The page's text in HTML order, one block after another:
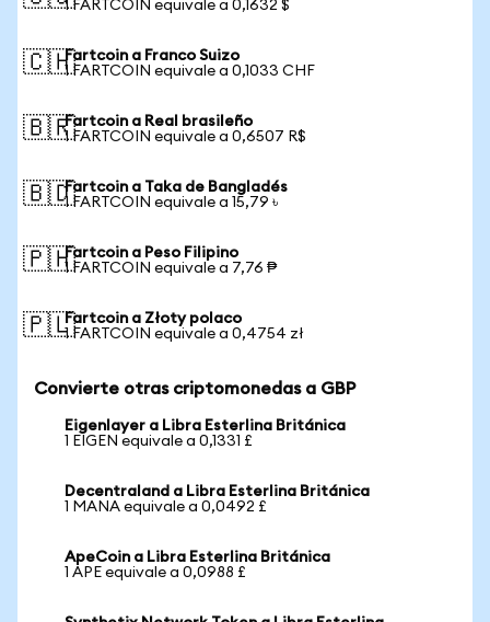
1 FARTCOIN equivale a 0,1632 $
🇨🇭Fartcoin a Franco Suizo
1 FARTCOIN equivale a 0,1033 CHF
🇧🇷Fartcoin a Real brasileño
1 FARTCOIN equivale a 0,6507 R$
🇧🇩Fartcoin a Taka de Bangladés
1 FARTCOIN equivale a 15,79 ৳
🇵🇭Fartcoin a Peso Filipino
1 FARTCOIN equivale a 7,76 ₱
🇵🇱Fartcoin a Złoty polaco
1 FARTCOIN equivale a 0,4754 zł
Convierte otras criptomonedas a GBP
Eigenlayer a Libra Esterlina Británica
1 EIGEN equivale a 0,1331 £
Decentraland a Libra Esterlina Británica
1 MANA equivale a 0,0492 £
ApeCoin a Libra Esterlina Británica
1 APE equivale a 0,0988 £